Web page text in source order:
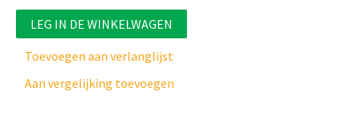
LEG IN DE WINKELWAGEN
Toevoegen aan verlanglijst
Aan vergelijking toevoegen